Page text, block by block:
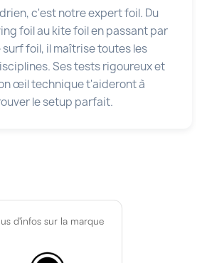
c'est notre expert foil. Du
foil au kite foil en passant par
surf foil, il maîtrise toutes les
Ses tests rigoureux et
œil technique t'aideront à
le setup parfait.
d'infos sur la marque